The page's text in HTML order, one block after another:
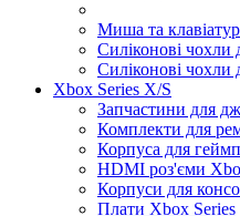
Миша та
Силіконові чохли
Силіконові чохли
Xbox Series X/S
Запчастини для
Комплекти для
Корпуса для
HDMI роз'єми
Корпуси для
Плати Xbox Series